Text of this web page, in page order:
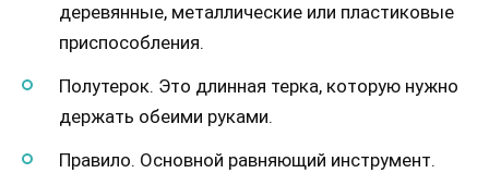
деревянные, металлические или пластиковые
приспособления.
Полутерок. Это длинная терка, которую нужно
держать обеими руками.
Правило. Основной равняющий инструмент.